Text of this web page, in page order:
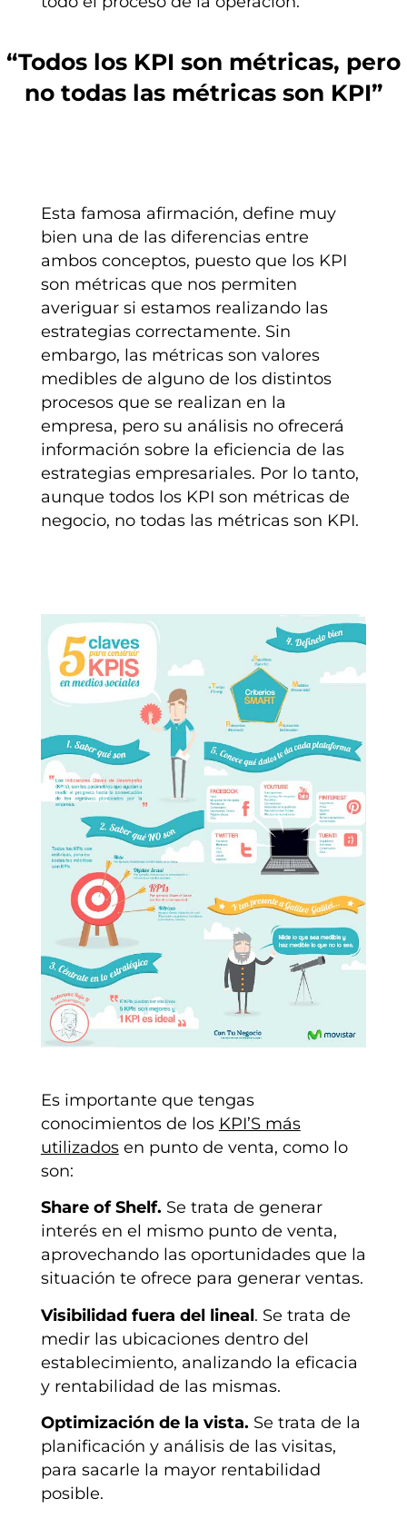
“Todos los KPI son métricas, pero
no todas las métricas son KPI”
Esta famosa afirmación, define muy
bien una de las diferencias entre
ambos conceptos, puesto que los KPI
son métricas que nos permiten
averiguar si estamos realizando las
estrategias correctamente. Sin
embargo, las métricas son valores
medibles de alguno de los distintos
procesos que se realizan en la
empresa, pero su análisis no ofrecerá
información sobre la eficiencia de las
estrategias empresariales. Por lo tanto,
aunque todos los KPI son métricas de
negocio, no todas las métricas son KPI.
Es importante que tengas
conocimientos de los KPI’S más
utilizadosen punto de venta, como lo
son:
Share of Shelf. Se trata de generar
interés en el mismo punto de venta,
aprovechando las oportunidades que la
situación te ofrece para generar ventas.
Visibilidad fuera del lineal. Se trata de
medir las ubicaciones dentro del
establecimiento, analizando la eficacia
y rentabilidad de las mismas.
Optimización de la vista. Se trata de la
planificación y análisis de las visitas,
para sacarle la mayor rentabilidad
posible.